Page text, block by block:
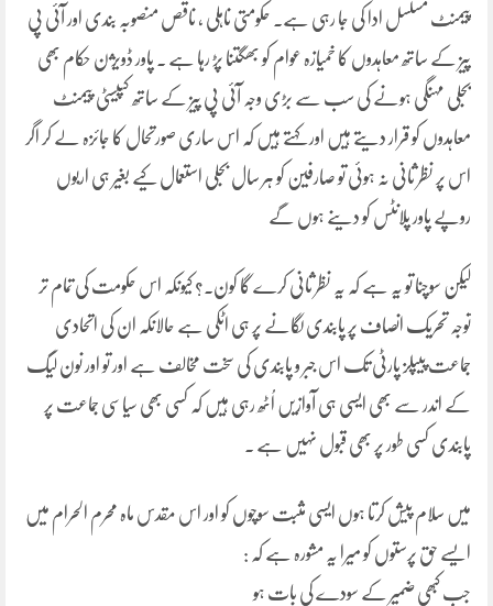
پیمنٹ مسلسل ادا کی جا رہی ہے۔ حکومتی ناہلی ، ناقص منصوبہ بندی اور آئی پی
پیز کے ساتھ معاہدوں کا خمیازہ عوام کو بھگتنا پڑ رہا ہے ۔ پاور ڈویژن حکام بھی
بجلی مہنگی ہونے کی سب سے بڑی وجہ آئی پی پیز کے ساتھ کپیسٹی پیمنٹ
معاہدوں کو قرار دیتے ہیں اور کہتے ہیں کہ اس ساری صورتحال کا جائزہ لے کر اگر
اس پر نظر ثانی نہ ہوئی تو صارفین کو ہر سال بجلی استعمال کیے بغیر ہی اربوں
روپے پاور پلانٹس کو دینے ہوں گے
لیکن سوچنا تو یہ ہے کہ یہ نظر ثانی کرے گا کون۔؟ کیونکہ اس حکومت کی تمام تر
توجہ تحریک انصاف پر پابندی لگانے پر ہی اٹکی ہے حالانکہ ان کی اتحادی
جماعت پیپلز پارٹی تک اس جبر و پابندی کی سخت مخالف ہے اور تو اور نون لیگ
کے اندر سے بھی ایسی ہی آوازیں اُٹھ رہی ہیں کہ کسی بھی سیاسی جماعت پر
پابندی کسی طور پر بھی قبول نہیں ہے ۔
میں سلام پیش کرتا ہوں ایسی مثبت سوچوں کو اور اس مقدس ماہ محرم الحرام میں
ایسے حق پرستوں کو میرا یہ مشورہ ہے کہ :
جب کبھی ضمیر کے سودے کی بات ہو